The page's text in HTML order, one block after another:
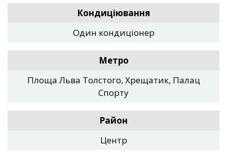
Кондиціювання
Один кондиціонер
Метро
Площа Льва Толстого, Хрещатик, Палац
Спорту
Район
Центр